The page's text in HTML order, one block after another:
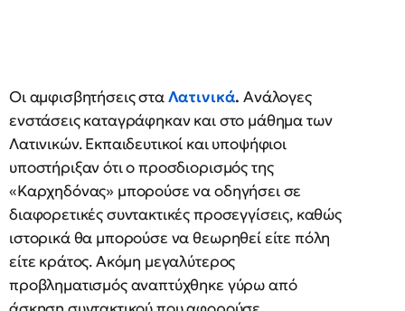
Οι αμφισβητήσεις σταΛατινικά. Ανάλογες
ενστάσεις καταγράφηκαν και στο μάθημα των
Λατινικών. Εκπαιδευτικοί και υποψήφιοι
υποστήριξαν ότι ο προσδιορισμός της
«Καρχηδόνας» μπορούσε να οδηγήσει σε
διαφορετικές συντακτικές προσεγγίσεις, καθώς
ιστορικά θα μπορούσε να θεωρηθεί είτε πόλη
είτε κράτος. Ακόμη μεγαλύτερος
προβληματισμός αναπτύχθηκε γύρω από